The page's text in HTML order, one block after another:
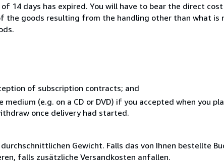
14 days has expired. You will have to bear the direct
the goods resulting from the handling other than what is
of subscription contracts; and
(e.g. on a CD or DVD) if you accepted when you
once delivery had started.
Gewicht. Falls das von Ihnen bestellte
falls zusätzliche Versandkosten anfallen.